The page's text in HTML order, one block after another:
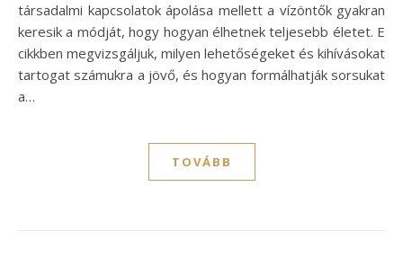
társadalmi kapcsolatok ápolása mellett a vízöntők gyakran
keresik a módját, hogy hogyan élhetnek teljesebb életet. E
cikkben megvizsgáljuk, milyen lehetőségeket és kihívásokat
tartogat számukra a jövő, és hogyan formálhatják sorsukat
a…
TOVÁBB